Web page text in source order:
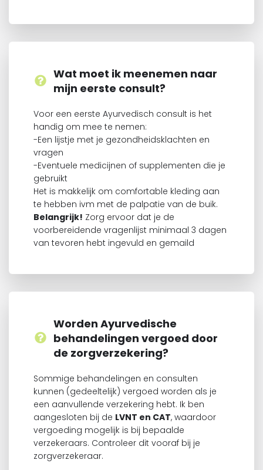
Wat moet ik meenemen naar
mijn eerste consult?
Voor een eerste Ayurvedisch consult is het
handig om mee te nemen:
-Een lijstje met je gezondheidsklachten en
vragen
-Eventuele medicijnen of supplementen die je
gebruikt
Het is makkelijk om comfortable kleding aan
te hebben ivm met de palpatie van de buik.
Belangrijk! Zorg ervoor dat je de
voorbereidende vragenlijst minimaal 3 dagen
van tevoren hebt ingevuld en gemaild
Worden Ayurvedische
behandelingen vergoed door
de zorgverzekering?
Sommige behandelingen en consulten
kunnen (gedeeltelijk) vergoed worden als je
een aanvullende verzekering hebt. Ik ben
aangesloten bij de LVNT en CAT, waardoor
vergoeding mogelijk is bij bepaalde
verzekeraars. Controleer dit vooraf bij je
zorgverzekeraar.